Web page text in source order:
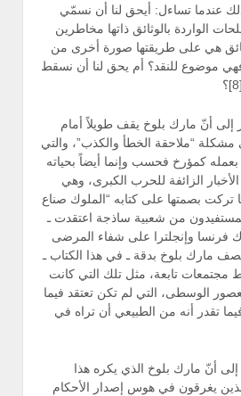
عندما تساءل: أيحق لنا أن نسمّي
الواردة بالوثائق ذاتها مخاطرين
هي على طريقتها صورة أخرى من
موضوع للنقد؟ أم يحق لنا أن نسقط
أنّ مارك بلوخ يقف طويلاً أمام
مشكلة “ملاحقة الخطأ والكذب”، والتي
بعمله كمؤرخ فحسب وإنما أيضاً بحياته
الزائفة للحرب الكبرى، وهي
تركت بصمتها على كتابه “الملوك صناع
من شعبية ساذجة اعتقدت ـ
فرنسا وإنجلترا على شفاء المرضى
مارك بلوخ بدقة ـ في هذا الكتاب ـ
مجتمعات تابعة، مثل تلك التي كانت
الوسطى، التي لم تكن تعتقد فيما
تقدر أنه من الطبيعي أن تراه في
أنّ مارك بلوخ الذي يكره هذا
يغرقون في هوس إصدار الأحكام